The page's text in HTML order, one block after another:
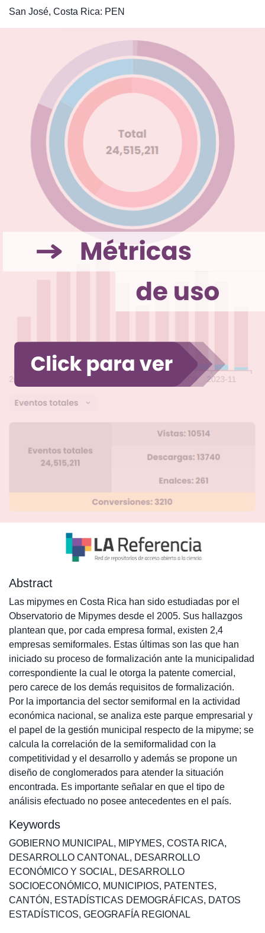
San José, Costa Rica: PEN
Abstract
Las mipymes en Costa Rica han sido estudiadas por el
Observatorio de Mipymes desde el 2005. Sus hallazgos
plantean que, por cada empresa formal, existen 2,4
empresas semiformales. Estas últimas son las que han
iniciado su proceso de formalización ante la municipalidad
correspondiente la cual le otorga la patente comercial,
pero carece de los demás requisitos de formalización.
Por la importancia del sector semiformal en la actividad
económica nacional, se analiza este parque empresarial y
el papel de la gestión municipal respecto de la mipyme; se
calcula la correlación de la semiformalidad con la
competitividad y el desarrollo y además se propone un
diseño de conglomerados para atender la situación
encontrada. Es importante señalar en que el tipo de
análisis efectuado no posee antecedentes en el país.
Keywords
GOBIERNO MUNICIPAL, MIPYMES, COSTA RICA,
DESARROLLO CANTONAL, DESARROLLO
ECONÓMICO Y SOCIAL, DESARROLLO
SOCIOECONÓMICO, MUNICIPIOS, PATENTES,
CANTÓN , ESTADÍSTICAS DEMOGRÁFICAS, DATOS
ESTADÍSTICOS, GEOGRAFÍA REGIONAL